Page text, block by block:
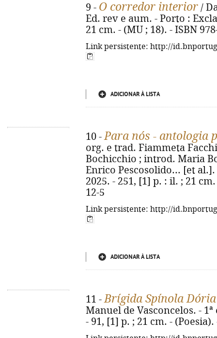
9 - O corredor interior /
Ed. rev e aum. - Porto :
21 cm. - (MU ; 18). - ISBN
Link persistente: http://
ADICIONAR À LISTA
10 -Para nós - antologia
org. e trad. Fiammeta
Bochicchio ; introd. Maria
Enrico Pescosolido... [et al.].
2025. - 251, [1] p. : il. ; 21
12-5
Link persistente: http://
ADICIONAR À LISTA
11 -Brígida Spínola
Manuel de Vasconcelos. -
- 91, [1] p. ; 21 cm. - (Poesia).